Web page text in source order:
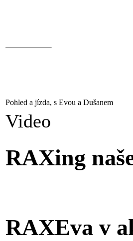
Pohled a jízda, s Evou a Dušanem
Video
RAXing
RAXEva v